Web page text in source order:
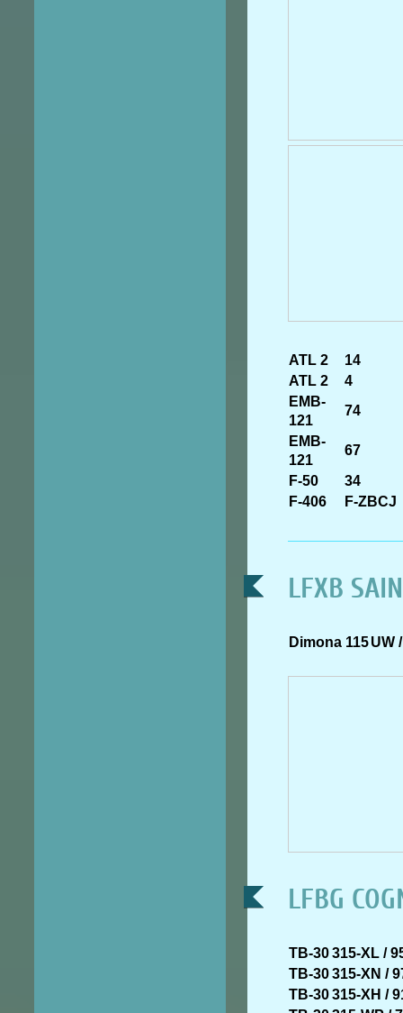
ATL 2
14
ATL 2
4
EMB-
121
74
EMB-
121
67
F-50
34
F-406
F-ZBCJ
LFXB
Dimona 115UW
LFBG
TB-30315-XL /
TB-30315-XN /
TB-30315-XH /